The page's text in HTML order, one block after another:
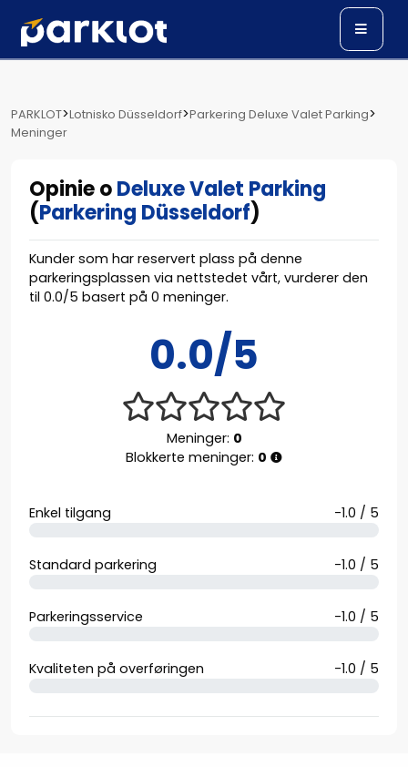
PARKLOT>Lotnisko Düsseldorf>Parkering Deluxe Valet Parking>
Meninger
Opinie oDeluxe Valet Parking
(Parkering Düsseldorf)
Kunder som har reservert plass på denne
parkeringsplassen via nettstedet vårt, vurderer den
til 0.0/5 basert på 0 meninger.
0.0/5
Meninger: 0
Blokkerte meninger: 0
Enkel tilgang -1.0 / 5
Standard parkering -1.0 / 5
Parkeringsservice -1.0 / 5
Kvaliteten på overføringen -1.0 / 5